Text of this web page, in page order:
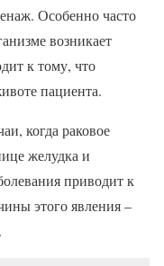
Особенно часто
возникает
к тому, что
пациента.
когда раковое
желудка и
приводит к
этого явления –